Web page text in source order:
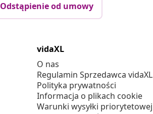
Odstąpienie od umowy
vidaXL
O nas
Regulamin Sprzedawca vidaXL
Polityka prywatności
Informacja o plikach cookie
Warunki wysyłki priorytetowej